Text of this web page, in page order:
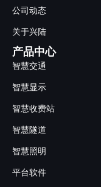
公司动态
关于兴陆
产品中心
智慧交通
智慧显示
智慧收费站
智慧隧道
智慧照明
平台软件